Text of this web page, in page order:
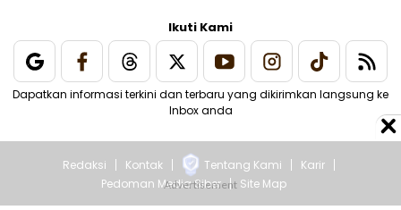
Ikuti Kami
Dapatkan informasi terkini dan terbaru yang dikirimkan langsung ke
Inbox anda
Redaksi Kontak Tentang Kami
Karir
Pedoman Media Siber
Site Map